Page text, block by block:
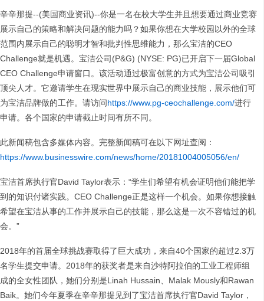
辛辛那提--(美国商业资讯)--你是一名在校大学生并且想要通过商业竞赛
展示自己的策略和解决问题的能力吗？如果你想在大学校园以外的全球
范围内展示自己的聪明才智和批判性思维能力，那么宝洁的CEO
Challenge就是机遇。宝洁公司(P&G) (NYSE: PG)已开启下一届Global
CEO Challenge申请窗口。该活动通过极富创意的方式为宝洁公司吸引
顶尖人才。它邀请学生在现实世界中展示自己的商业技能，展示他们可
为宝洁品牌做的工作。请访问https://www.pg-ceochallenge.com/进行
申请。各个国家的申请截止时间有所不同。
此新闻稿包含多媒体内容。完整新闻稿可在以下网址查阅：
https://www.businesswire.com/news/home/20181004005056/en/
宝洁首席执行官David Taylor表示：“学生们希望有机会证明他们能把学
到的知识付诸实践。CEO Challenge正是这样一个机会。如果你想接触
希望在宝洁从事的工作并展示自己的技能，那么这是一次不容错过的机
会。”
2018年的首届全球挑战赛取得了巨大成功，来自40个国家的超过2.3万
名学生提交申请。2018年的获奖者是来自沙特阿拉伯的工业工程师组
成的全女性团队，她们分别是Linah Hussain、Malak Mously和Rawan
Baik。她们今年夏季在辛辛那提见到了宝洁首席执行官David Taylor，